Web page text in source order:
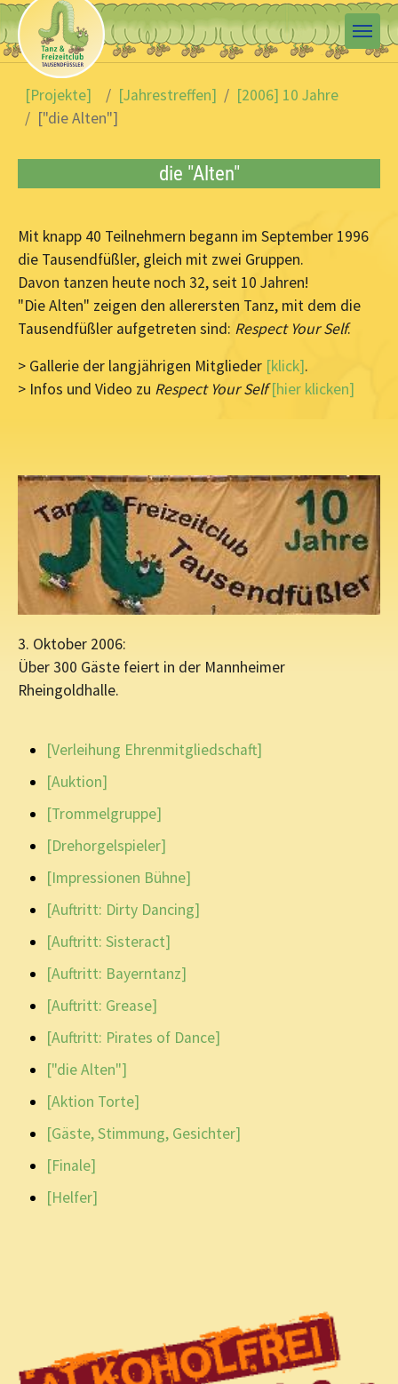
Skip to main content
You are here:
[Projekte]
[Jahrestreffen]
[2006] 10 Jahre
["die Alten"]
die "Alten"
Mit knapp 40 Teilnehmern begann im September 1996
die Tausendfüßler, gleich mit zwei Gruppen.
Davon tanzen heute noch 32, seit 10 Jahren!
"Die Alten" zeigen den allerersten Tanz, mit dem die
Tausendfüßler aufgetreten sind: Respect Your Self.
> Gallerie der langjährigen Mitglieder [klick].
> Infos und Video zu Respect Your Self[hier klicken]
3. Oktober 2006:
Über 300 Gäste feiert in der Mannheimer
Rheingoldhalle.
[Verleihung Ehrenmitgliedschaft]
[Auktion]
[Trommelgruppe]
[Drehorgelspieler]
[Impressionen Bühne]
[Auftritt: Dirty Dancing]
[Auftritt: Sisteract]
[Auftritt: Bayerntanz]
[Auftritt: Grease]
[Auftritt: Pirates of Dance]
["die Alten"]
[Aktion Torte]
[Gäste, Stimmung, Gesichter]
[Finale]
[Helfer]